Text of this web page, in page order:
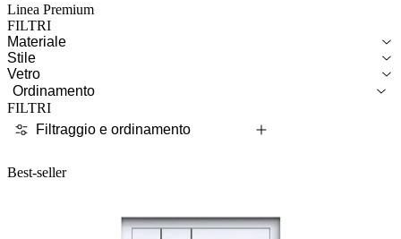
Linea Premium
FILTRI
Materiale
Stile
Vetro
Ordinamento
FILTRI
Filtraggio e ordinamento
Best-seller